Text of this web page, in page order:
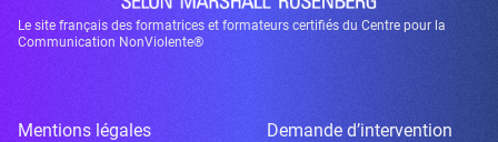
Le site français des formatrices et formateurs certifiés du Centre pour la
Communication NonViolente®
Mentions légales
Demande d’intervention